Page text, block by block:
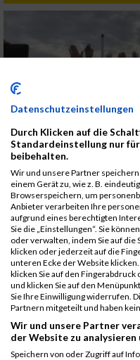
Datenschutzeinstellungen
Durch Klicken auf die
Standardeinstellung nur
beibehalten.
Wir und unsere Partner
einem Gerät zu, wie z. B.
Browserspeichern, um
Anbieter verarbeiten Ihre
aufgrund eines berechtigten
Sie die „Einstellungen“. Sie
oder verwalten, indem Sie auf die
klicken oder jederzeit auf die
unteren Ecke der Website
klicken Sie auf den
und klicken Sie auf den
Sie Ihre Einwilligung widerrufen.
Partnern mitgeteilt und haben
Wir und unsere Partner
der Website zu analysieren
Speichern von oder Zugriff auf